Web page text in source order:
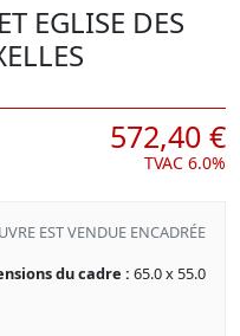
EGLISE DES
572,40 €
TVAC 6.0%
EST VENDUE ENCADRÉE
du cadre : 65.0 x 55.0